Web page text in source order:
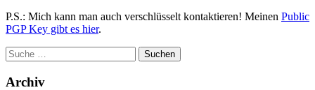
P.S.: Mich kann man auch verschlüsselt kontaktieren! Meinen Public
PGP Key gibt es hier.
Archiv